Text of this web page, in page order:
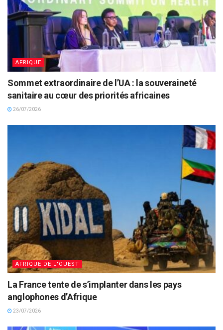
AFRIQUE
Sommet extraordinaire de l’UA : la souveraineté
sanitaire au cœur des priorités africaines
26/07/2026
AFRIQUE DE L'OUEST
La France tente de s’implanter dans les pays
anglophones d’Afrique
23/07/2026